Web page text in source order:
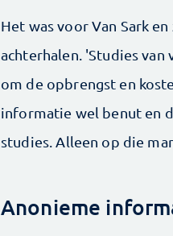
Het was voor Van Sark
achterhalen. 'Studies
om de opbrengst en
informatie wel benut en
studies. Alleen op die
Anonieme